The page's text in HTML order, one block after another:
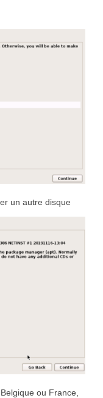
un autre disque
ou France,